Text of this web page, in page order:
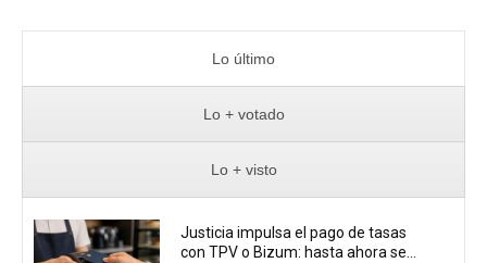
Lo último
Lo + votado
Lo + visto
Justicia impulsa el pago de tasas
con TPV o Bizum: hasta ahora se...